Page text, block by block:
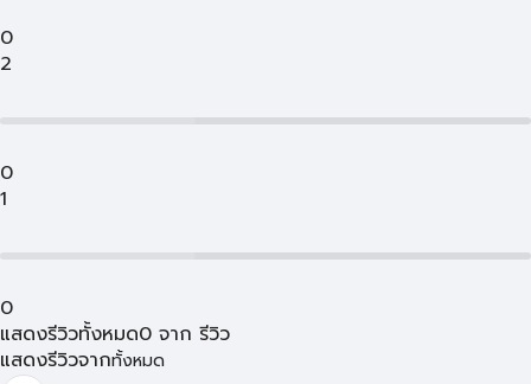
0
2
0
1
0
แสดงรีวิวทั้งหมด0 จาก รีวิว
แสดงรีวิวจากทั้งหมด